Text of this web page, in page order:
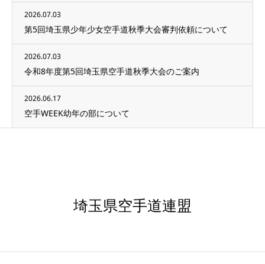
2026.07.03
第5回埼玉県少年少女空手道秋季大会審判依頼について
2026.07.03
令和8年度第5回埼玉県空手道秋季大会のご案内
2026.06.17
空手WEEK幼年の部について
埼玉県空手道連盟